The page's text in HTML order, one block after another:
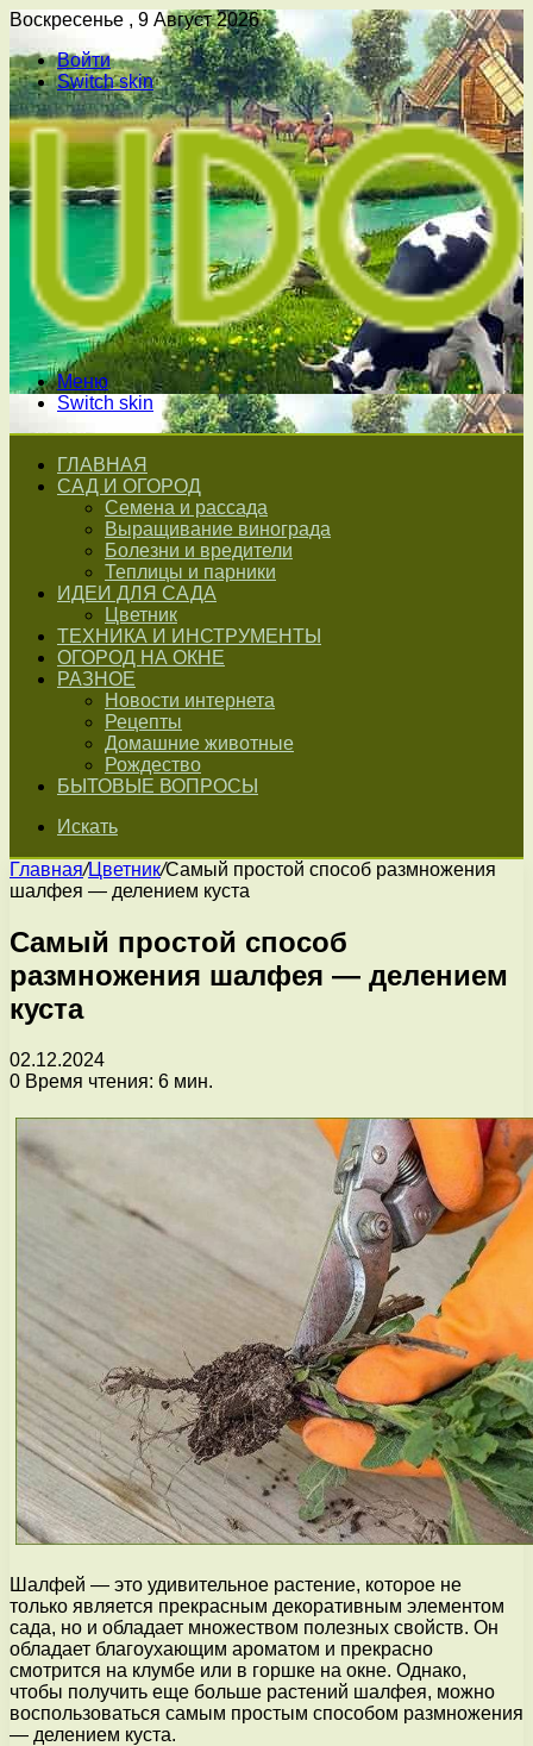
Воскресенье , 9 Август 2026
Войти
Switch skin
Меню
Switch skin
ГЛАВНАЯ
САД И ОГОРОД
Семена и рассада
Выращивание винограда
Болезни и вредители
Теплицы и парники
ИДЕИ ДЛЯ САДА
Цветник
ТЕХНИКА И ИНСТРУМЕНТЫ
ОГОРОД НА ОКНЕ
РАЗНОЕ
Новости интернета
Рецепты
Домашние животные
Рождество
БЫТОВЫЕ ВОПРОСЫ
Искать
Главная/Цветник/Самый простой способ размножения
шалфея — делением куста
Самый простой способ
размножения шалфея — делением
куста
02.12.2024
0 Время чтения: 6 мин.
Шалфей — это удивительное растение, которое не
только является прекрасным декоративным элементом
сада, но и обладает множеством полезных свойств. Он
обладает благоухающим ароматом и прекрасно
смотрится на клумбе или в горшке на окне. Однако,
чтобы получить еще больше растений шалфея, можно
воспользоваться самым простым способом размножения
— делением куста.